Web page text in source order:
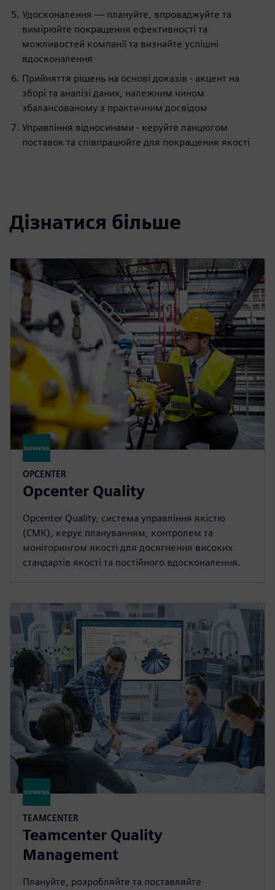
Удосконалення — плануйте, впроваджуйте та
вимірюйте покращення ефективності та
можливостей компанії та визнайте успішні
вдосконалення
Прийняття рішень на основі доказів - акцент на
зборі та аналізі даних, належним чином
збалансованому з практичним досвідом
Управління відносинами - керуйте ланцюгом
поставок та співпрацюйте для покращення якості
Дізнатися більше
OPCENTER
Opcenter Quality
Opcenter Quality, система управління якістю
(СМК), керує плануванням, контролем та
моніторингом якості для досягнення високих
стандартів якості та постійного вдосконалення.
TEAMCENTER
Teamcenter Quality
Management
Плануйте, розробляйте та поставляйте